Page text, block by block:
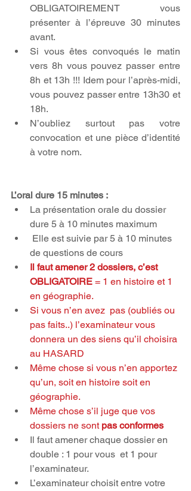
OBLIGATOIREMENT vous
présenter à l’épreuve 30 minutes
avant.
Si vous êtes convoqués le matin
vers 8h vous pouvez passer entre
8h et 13h !!! Idem pour l’après-midi,
vous pouvez passer entre 13h30 et
18h.
N’oubliez surtout pas votre
convocation et une pièce d’identité
à votre nom.
L’oral dure 15 minutes :
La présentation orale du dossier
dure 5 à 10 minutes maximum
de questions de cours
Il faut amener 2 dossiers, c’est
OBLIGATOIRE = 1 en histoire et 1
en géographie.
Si vous n’en avez  pas (oubliés ou
pas faits..) l’examinateur vous
donnera un des siens qu’il choisira
au HASARD
Même chose si vous n’en apportez
qu’un, soit en histoire soit en
géographie.
Même chose s’il juge que vos
dossiers ne sont pas conformes
Il faut amener chaque dossier en
double : 1 pour vous  et 1 pour
l’examinateur.
L’examinateur choisit entre votre